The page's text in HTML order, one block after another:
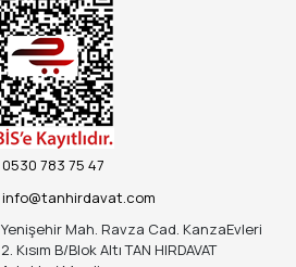
0530 783 75 47
info@tanhirdavat.com
Yenişehir Mah. Ravza Cad. KanzaEvleri
2. Kısım B/Blok Altı TAN HIRDAVAT